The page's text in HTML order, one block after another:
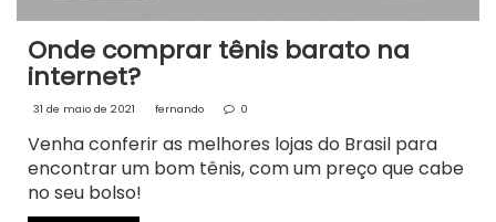
Onde comprar tênis barato na
internet?
31 de maio de 2021 fernando 0
Venha conferir as melhores lojas do Brasil para
encontrar um bom tênis, com um preço que cabe
no seu bolso!